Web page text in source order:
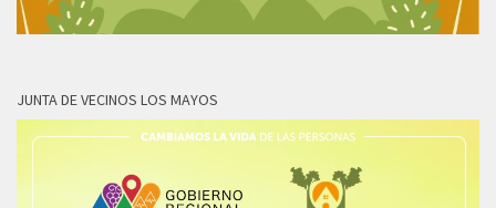
JUNTA DE VECINOS LOS MAYOS